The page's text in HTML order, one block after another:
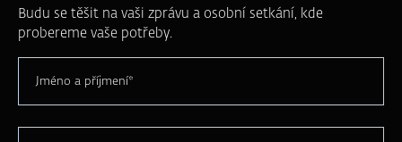
Budu se těšit na vaši zprávu a osobní setkání, kde
probereme vaše potřeby.
Jméno a příjmení*